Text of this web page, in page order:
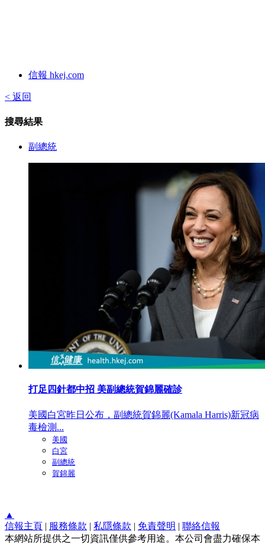
信報 hkej.com
< 返回
搜尋結果
副總統
打足四針都中招 美副總統賀錦麗確診
美國白宮昨日公布，副總統賀錦麗(Kamala Harris)新冠病
毒檢測...
美國
白宮
副總統
賀錦麗
▲
信報主頁 | 服務條款 | 私隱條款 | 免責聲明 | 聯絡信報
本網站所提供之一切資訊僅供參考用途。本公司會盡力確保本